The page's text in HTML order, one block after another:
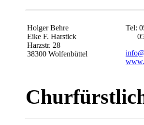
Holger Behre
Eike F. Harstick
Harzstr. 28
38300 Wolfenbüttel
Tel: